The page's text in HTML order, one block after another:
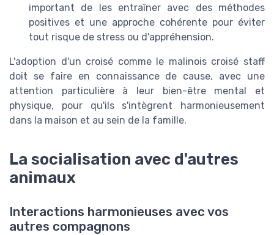
important de les entraîner avec des méthodes
positives et une approche cohérente pour éviter
tout risque de stress ou d'appréhension.
L'adoption d'un croisé comme le malinois croisé staff
doit se faire en connaissance de cause, avec une
attention particulière à leur bien-être mental et
physique, pour qu'ils s'intègrent harmonieusement
dans la maison et au sein de la famille.
La socialisation avec d'autres
animaux
Interactions harmonieuses avec vos
autres compagnons